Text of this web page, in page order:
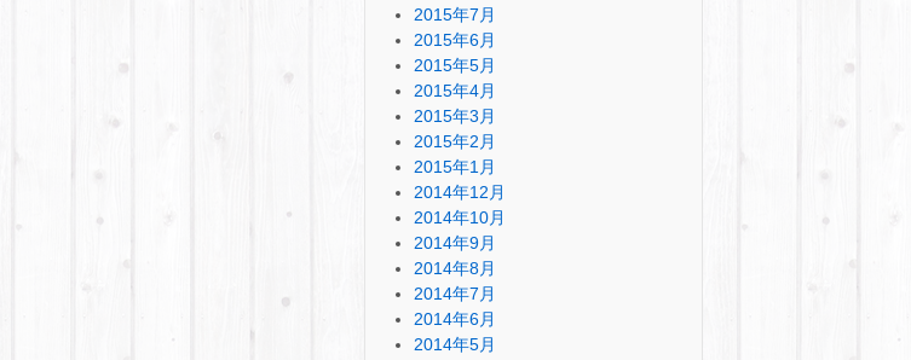
2015年7月
2015年6月
2015年5月
2015年4月
2015年3月
2015年2月
2015年1月
2014年12月
2014年10月
2014年9月
2014年8月
2014年7月
2014年6月
2014年5月